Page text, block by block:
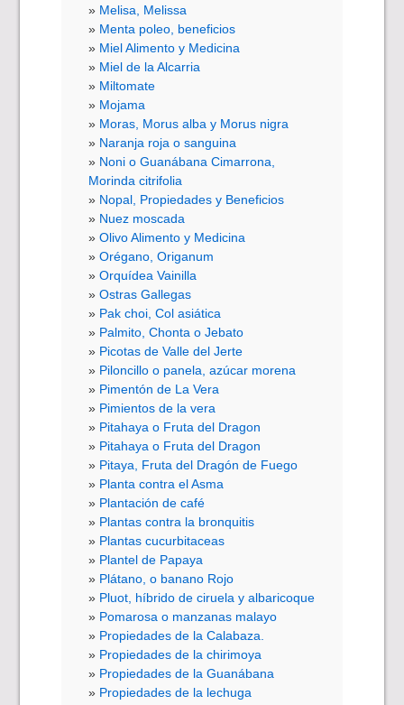
Melisa, Melissa
Menta poleo, beneficios
Miel Alimento y Medicina
Miel de la Alcarria
Miltomate
Mojama
Moras, Morus alba y Morus nigra
Naranja roja o sanguina
Noni o Guanábana Cimarrona,
Morinda citrifolia
Nopal, Propiedades y Beneficios
Nuez moscada
Olivo Alimento y Medicina
Orégano, Origanum
Orquídea Vainilla
Ostras Gallegas
Pak choi, Col asiática
Palmito, Chonta o Jebato
Picotas de Valle del Jerte
Piloncillo o panela, azúcar morena
Pimentón de La Vera
Pimientos de la vera
Pitahaya o Fruta del Dragon
Pitahaya o Fruta del Dragon
Pitaya, Fruta del Dragón de Fuego
Planta contra el Asma
Plantación de café
Plantas contra la bronquitis
Plantas cucurbitaceas
Plantel de Papaya
Plátano, o banano Rojo
Pluot, híbrido de ciruela y albaricoque
Pomarosa o manzanas malayo
Propiedades de la Calabaza.
Propiedades de la chirimoya
Propiedades de la Guanábana
Propiedades de la lechuga